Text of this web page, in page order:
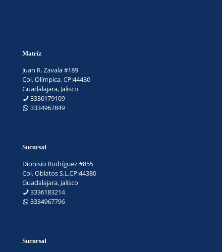
Matríz
Juan R. Zavala #189
Col. Olímpica, CP:44430
Guadalajara, Jalisco
3336179109
3334967849
Sucursal
Dionisio Rodríguez #855
Col. Oblatos S.L.CP:44380
Guadalajara, Jalisco
3336183214
3334967796
Sucursal